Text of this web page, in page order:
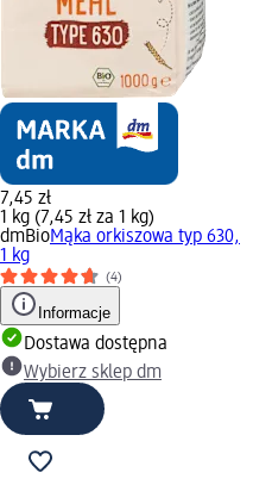
7,45 zł
1 kg (7,45 zł za 1 kg)
dmBioMąka orkiszowa typ 630,
1 kg
(4)
Informacje
Dostawa dostępna
Wybierz sklep dm